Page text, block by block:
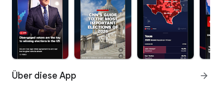
Über diese App arrow_forward